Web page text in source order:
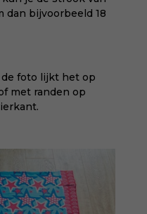
dan bijvoorbeeld 18
foto lijkt het op
met randen op